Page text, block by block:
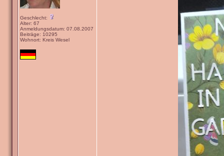
Geschlecht:
Alter: 67
Anmeldungsdatum: 07.08.2007
Beiträge: 10295
Wohnort: Kreis Wesel